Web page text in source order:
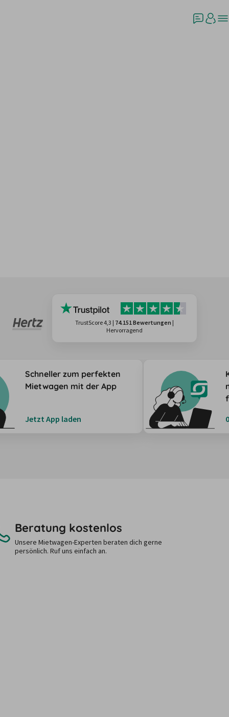
TrustScore 4,3 | 74.151 Bewertungen |
Hervorragend
Schneller zum perfekten
Mietwagen mit der App
Jetzt App laden
Beratung kostenlos
Unsere Mietwagen-Experten beraten dich gerne
persönlich. Ruf uns einfach an.